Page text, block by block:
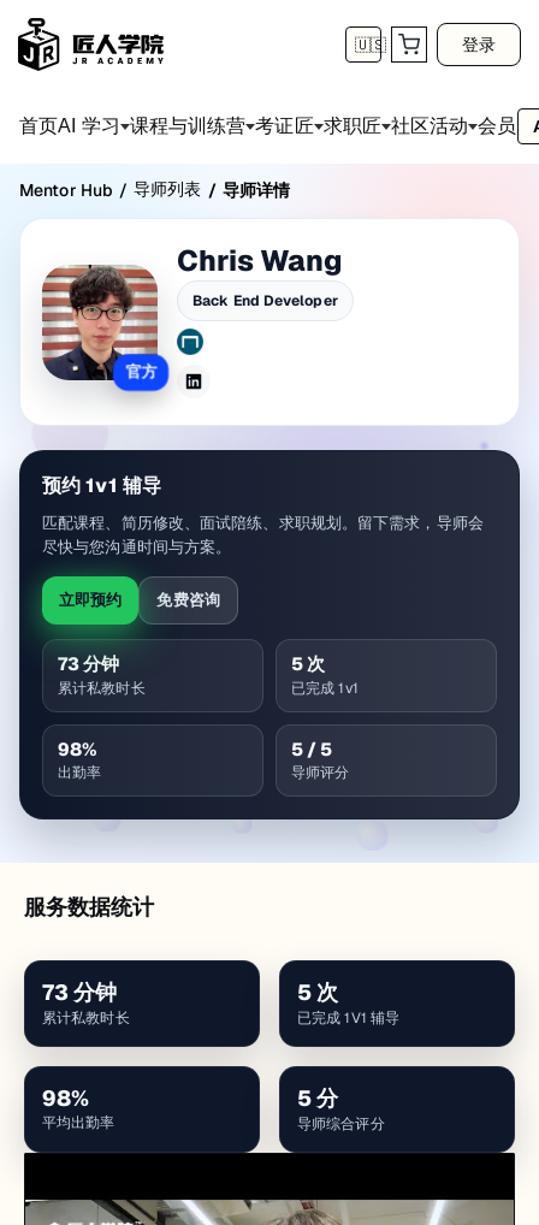
🇺🇸 登录
首页AI 学习 课程与训练营 考证匠 求职匠 社区活动 会员
Mentor Hub / 导师列表 / 导师详情
官方
Chris Wang
Back End Developer
预约 1v1 辅导
匹配课程、简历修改、面试陪练、求职规划。留下需求，导师会
尽快与您沟通时间与方案。
立即预约 免费咨询
73分钟
累计私教时长
5次
已完成 1v1
98%
出勤率
5 / 5
导师评分
服务数据统计
73分钟
累计私教时长
5 次
已完成 1V1 辅导
98%
平均出勤率
5分
导师综合评分